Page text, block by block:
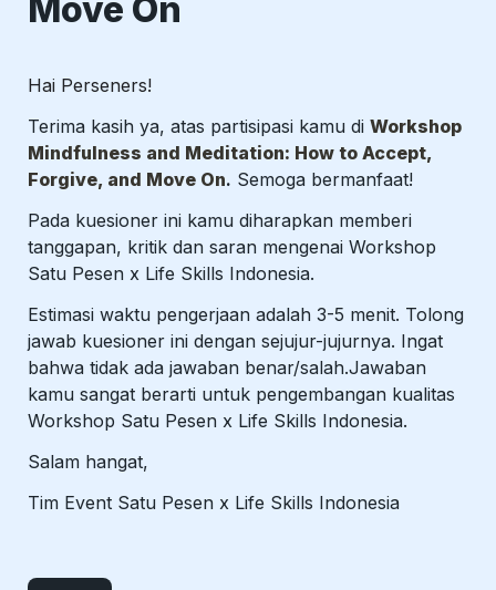
Hai Perseners!
Terima kasih ya, atas partisipasi kamu di Workshop
Mindfulness and Meditation: How to Accept,
Forgive, and Move On. Semoga bermanfaat!
Pada kuesioner ini kamu diharapkan memberi
tanggapan, kritik dan saran mengenai Workshop
Satu Pesen x Life Skills Indonesia.
Estimasi waktu pengerjaan adalah 3-5 menit. Tolong
jawab kuesioner ini dengan sejujur-jujurnya. Ingat
bahwa tidak ada jawaban benar/salah.Jawaban
kamu sangat berarti untuk pengembangan kualitas
Workshop Satu Pesen x Life Skills Indonesia.
Salam hangat,
Tim Event Satu Pesen x Life Skills Indonesia